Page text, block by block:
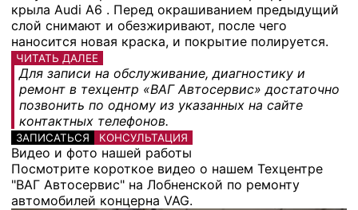
крыла Audi A6 . Перед окрашиванием предыдущий
слой снимают и обезжиривают, после чего
наносится новая краска, и покрытие полируется.
ЧИТАТЬ ДАЛЕЕ
Для записи на обслуживание, диагностику и
ремонт в техцентр «ВАГ Автосервис» достаточно
позвонить по одному из указанных на сайте
контактных телефонов.
ЗАПИСАТЬСЯ КОНСУЛЬТАЦИЯ
Видео и фото нашей работы
Посмотрите короткое видео о нашем Техцентре
"ВАГ Автосервис" на Лобненской по ремонту
автомобилей концерна VAG.